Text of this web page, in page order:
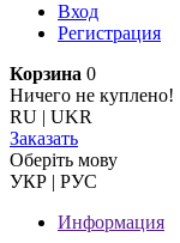
Вход
Регистрация
Корзина 0
Ничего не куплено!
RU | UKR
Заказать
Оберiть мову
УКР | РУС
Информация